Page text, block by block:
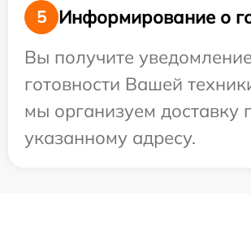
5
Информирование о
Вы получите
готовности Вашей
мы организуем доставку
указанному адресу.